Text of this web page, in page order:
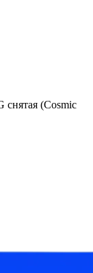
(Cosmic